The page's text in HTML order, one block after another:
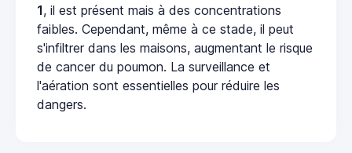
1, il est présent mais à des concentrations
faibles. Cependant, même à ce stade, il peut
s'infiltrer dans les maisons, augmentant le risque
de cancer du poumon. La surveillance et
l'aération sont essentielles pour réduire les
dangers.